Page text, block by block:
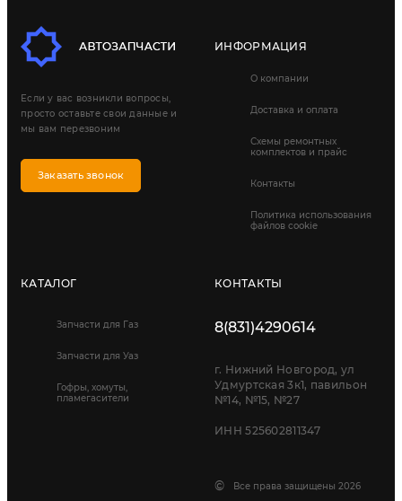
Если у вас возникли вопросы,
просто оставьте свои данные и
мы вам перезвоним
Заказать звонок
ИНФОРМАЦИЯ
О компании
Доставка и оплата
Схемы ремонтных
комплектов и прайс
Контакты
Политика использования
файлов cookie
КАТАЛОГ
Запчасти для Газ
Запчасти для Уаз
Гофры, хомуты,
пламегасители
КОНТАКТЫ
8(831)4290614
г. Нижний Новгород, ул
Удмуртская 3к1, павильон
№14, №15, №27
ИНН 525602811347
© Все права защищены 2026